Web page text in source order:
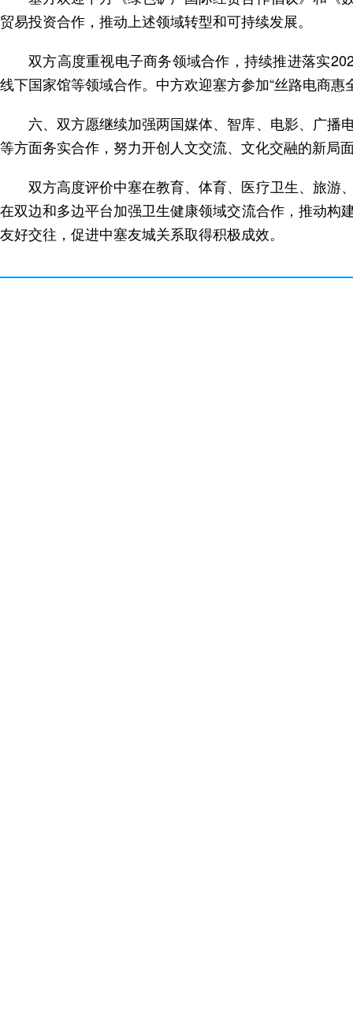
贸易投资合作，推动上述领域转型和可持续发展。
双方高度重视电子商务领域合作，持续推进落实
线下国家馆等领域合作。中方欢迎塞方参加“丝路电商
六、双方愿继续加强两国媒体、智库、电影、广播
等方面务实合作，努力开创人文交流、文化交融的新局
双方高度评价中塞在教育、体育、医疗卫生、旅游
在双边和多边平台加强卫生健康领域交流合作，推动构
友好交往，促进中塞友城关系取得积极成效。